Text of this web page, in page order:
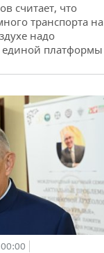
считает, что
транспорта на
надо
единой платформы